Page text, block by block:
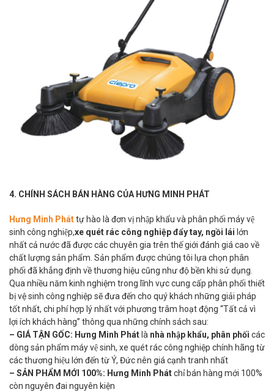
4. CHÍNH SÁCH BÁN HÀNG CỦA HƯNG MINH PHÁT
Hưng Minh Pháttự hào là đơn vị nhập khẩu và phân phối máy vệ
sinh công nghiệp,xe quét rác công nghiệp đẩy tay, ngồi lái lớn
nhất cả nước đã được các chuyên gia trên thế giới đánh giá cao về
chất lượng sản phẩm. Sản phẩm được chúng tôi lựa chọn phân
phối đã khẳng định về thương hiệu cũng như độ bền khi sử dụng.
Qua nhiều năm kinh nghiệm trong lĩnh vực cung cấp phân phối thiết
bị vệ sinh công nghiệp sẽ đưa đến cho quý khách những giải pháp
tốt nhất, chi phí hợp lý nhất với phương trâm hoạt động “Tất cả vì
lợi ích khách hàng” thông qua những chính sách sau:
– GIÁ TẬN GỐC: Hưng Minh Phát là nhà nhập khẩu, phân phối các
dòng sản phẩm máy vệ sinh, xe quét rác công nghiệp chính hãng từ
các thương hiệu lớn đến từ Ý, Đức nên giá cạnh tranh nhất
– SẢN PHẨM MỚI 100%: Hưng Minh Phátchỉ bán hàng mới 100%
còn nguyên đai nguyên kiện